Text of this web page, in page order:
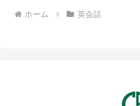
ホーム 英会話